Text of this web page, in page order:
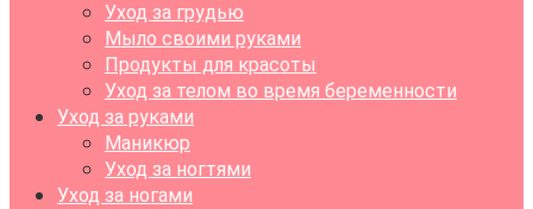
Уход за грудью
Мыло своими руками
Продукты для красоты
Уход за телом во время беременности
Уход за руками
Маникюр
Уход за ногтями
Уход за ногами